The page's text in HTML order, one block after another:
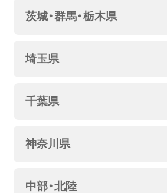
茨城・群馬・栃木県
埼玉県
千葉県
神奈川県
中部・北陸